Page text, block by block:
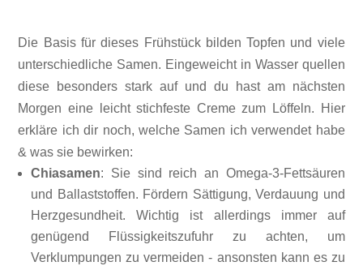
Die Basis für dieses Frühstück bilden Topfen und viele
unterschiedliche Samen. Eingeweicht in Wasser quellen
diese besonders stark auf und du hast am nächsten
Morgen eine leicht stichfeste Creme zum Löffeln. Hier
erkläre ich dir noch, welche Samen ich verwendet habe
& was sie bewirken:
Chiasamen: Sie sind reich an Omega-3-Fettsäuren
und Ballaststoffen. Fördern Sättigung, Verdauung und
Herzgesundheit. Wichtig ist allerdings immer auf
genügend Flüssigkeitszufuhr zu achten, um
Verklumpungen zu vermeiden - ansonsten kann es zu